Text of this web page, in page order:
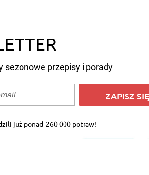
sezonowe przepisy i porady
ZAPISZ SIĘ
już ponad 260 000 potraw!